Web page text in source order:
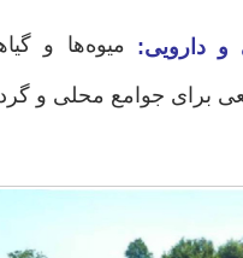
و دارویی: میوه‌ها و
برای جوامع محلی و